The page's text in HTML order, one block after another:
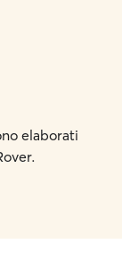
elaborati